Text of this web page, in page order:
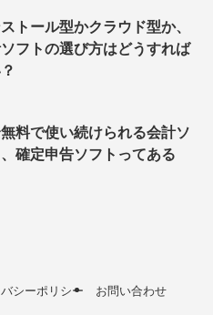
トール型かクラウド型か、
フトの選び方はどうすれば
料で使い続けられる会計ソ
確定申告ソフトってある
シーポリシー お問い合わせ